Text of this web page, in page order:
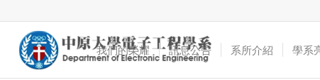
我們的榮耀 訊息公告 系所介紹 學系